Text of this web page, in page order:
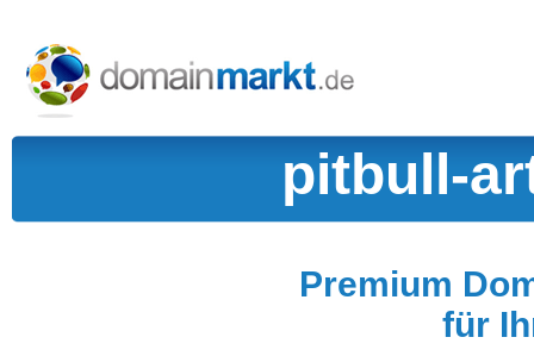
pitbull-
Premium
für